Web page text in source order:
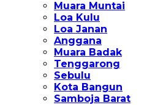
Muara Muntai
Loa Kulu
Loa Janan
Anggana
Muara Badak
Tenggarong
Sebulu
Kota Bangun
Samboja Barat